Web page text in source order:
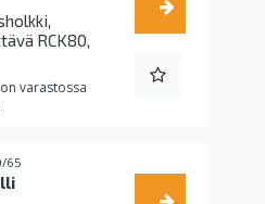
RCK80,
varastossa
65